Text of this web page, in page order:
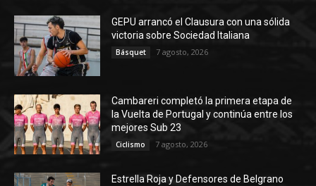
GEPU arrancó el Clausura con una sólida
victoria sobre Sociedad Italiana
Básquet 7 agosto, 2026
Cambareri completó la primera etapa de
la Vuelta de Portugal y continúa entre los
mejores Sub 23
Ciclismo 7 agosto, 2026
Estrella Roja y Defensores de Belgrano